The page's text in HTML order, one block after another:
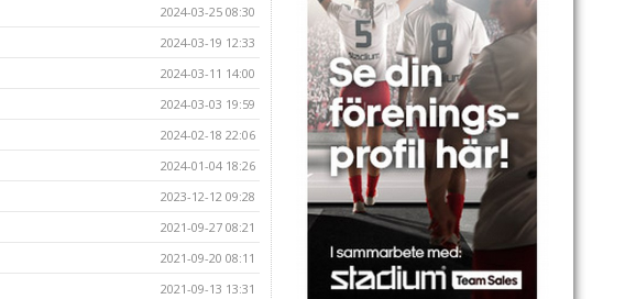
2024-03-25 08:30
2024-03-19 12:33
2024-03-11 14:00
2024-03-03 19:59
2024-02-18 22:06
2024-01-04 18:26
2023-12-12 09:28
2021-09-27 08:21
2021-09-20 08:11
2021-09-13 13:31